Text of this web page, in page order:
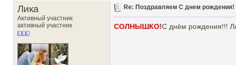
Лика
Активный участник
активный участник
Re: Поздравляем С днем рождения!
СОЛНЫШКО!С днём рождения!!!